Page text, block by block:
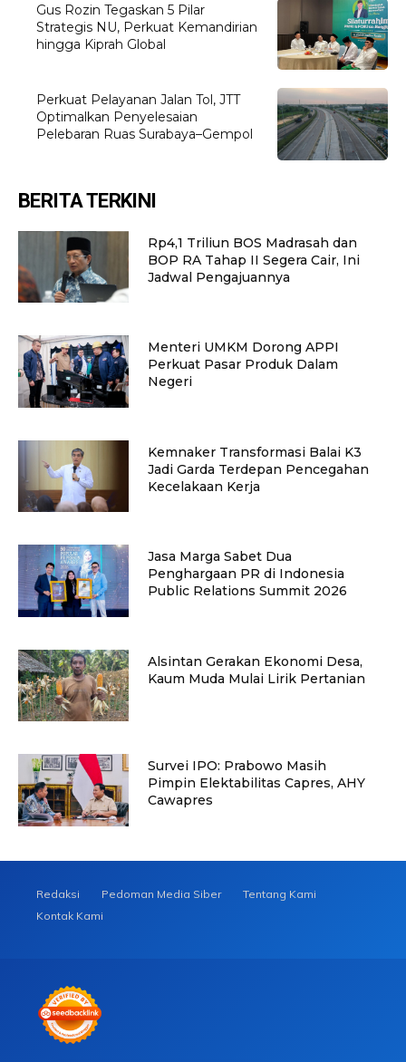
Gus Rozin Tegaskan 5 Pilar
Strategis NU, Perkuat Kemandirian
hingga Kiprah Global
Perkuat Pelayanan Jalan Tol, JTT
Optimalkan Penyelesaian
Pelebaran Ruas Surabaya–Gempol
BERITA TERKINI
Rp4,1 Triliun BOS Madrasah dan
BOP RA Tahap II Segera Cair, Ini
Jadwal Pengajuannya
Menteri UMKM Dorong APPI
Perkuat Pasar Produk Dalam
Negeri
Kemnaker Transformasi Balai K3
Jadi Garda Terdepan Pencegahan
Kecelakaan Kerja
Jasa Marga Sabet Dua
Penghargaan PR di Indonesia
Public Relations Summit 2026
Alsintan Gerakan Ekonomi Desa,
Kaum Muda Mulai Lirik Pertanian
Survei IPO: Prabowo Masih
Pimpin Elektabilitas Capres, AHY
Cawapres
Redaksi Pedoman Media Siber
Tentang Kami
Kontak Kami